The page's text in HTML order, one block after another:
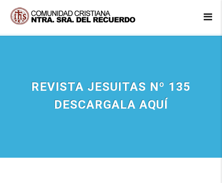
REVISTA JESUITAS Nº 135
DESCARGALA AQUÍ